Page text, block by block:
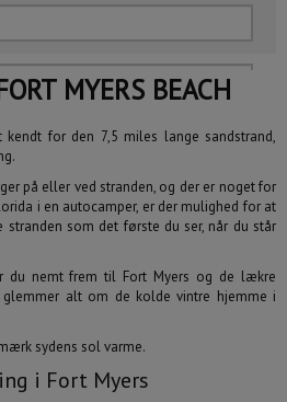
Autocamper
MYERS BEACH
for den 7,5 miles lange sandstrand,
på eller ved stranden, og der er noget for
i en autocamper, er der mulighed for at
stranden som det første du ser, når du står
du nemt frem til Fort Myers og de lækre
glemmer alt om de kolde vintre hjemme i
sydens sol varme.
i Fort Myers